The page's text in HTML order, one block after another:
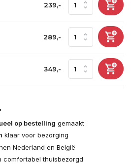
239,-
289,-
349,-
op bestelling gemaakt
klaar voor bezorging
Nederland en België
comfortabel thuisbezorgd